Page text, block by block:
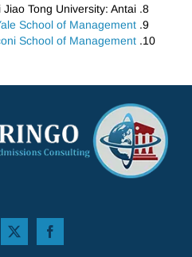
Jiao Tong University: Antai
School of Management
School of Management